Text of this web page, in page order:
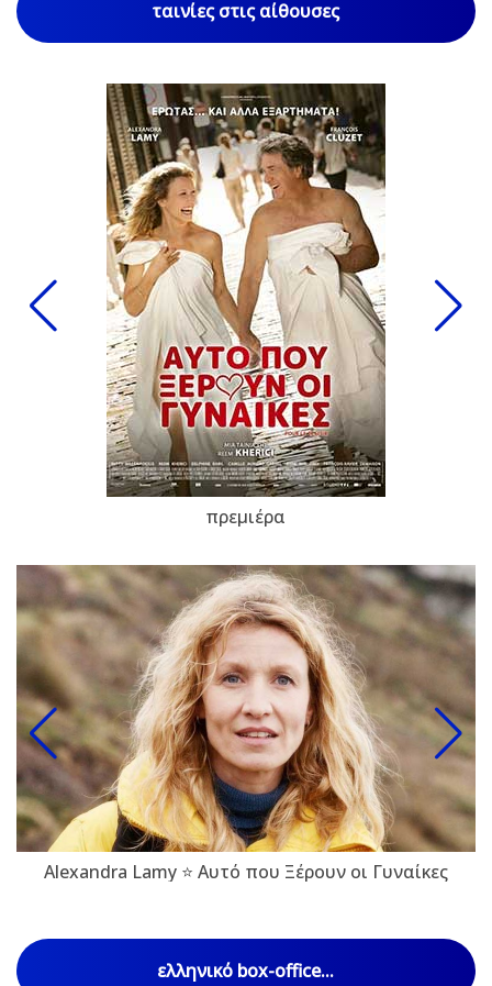
ταινίες στις αίθουσες
πρεμιέρα
Alexandra Lamy ⭐ Αυτό που Ξέρουν οι Γυναίκες
ελληνικό box-office...